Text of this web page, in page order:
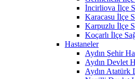
İncirliova İlçe
Karacasu İlçe
Karpuzlu İlçe
Koçarlı İlçe
Hastaneler
Aydın Şehir
Aydın Devlet
Aydın Atatürk